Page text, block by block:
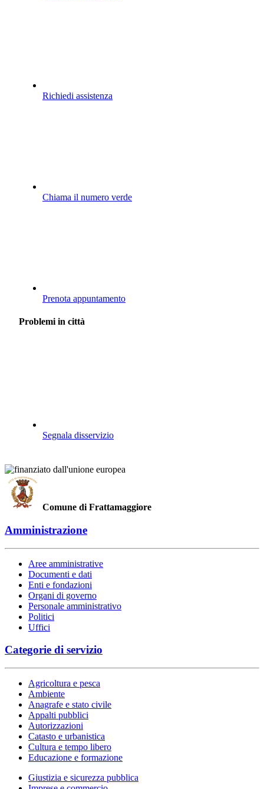
Richiedi assistenza
Chiama il numero verde
Prenota appuntamento
Problemi in città
Segnala disservizio
Comune di Frattamaggiore
Amministrazione
Aree amministrative
Documenti e dati
Enti e fondazioni
Organi di governo
Personale amministrativo
Politici
Uffici
Categorie di servizio
Agricoltura e pesca
Ambiente
Anagrafe e stato civile
Appalti pubblici
Autorizzazioni
Catasto e urbanistica
Cultura e tempo libero
Educazione e formazione
Giustizia e sicurezza pubblica